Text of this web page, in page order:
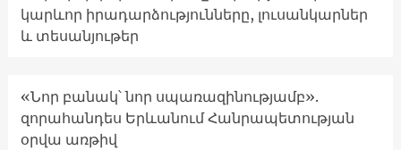
կարևոր իրադարձությունները, լուսանկարներ
և տեսանյութեր
«Նոր բանակ՝ նոր սպառազինությամբ».
զորահանդես Երևանում Հանրապետության
օրվա առթիվ